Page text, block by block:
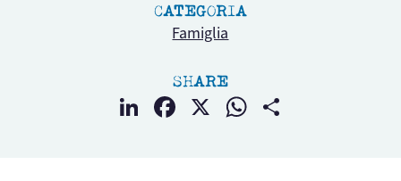
CATEGORIA
Famiglia
SHARE
LinkedIn
Facebook
X WhatsApp